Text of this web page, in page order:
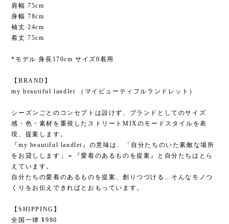
肩幅 75cm
身幅 78cm
袖丈 24cm
着丈 75cm
*モデル 身長170cm サイズ0着用
【BRAND】
my beautiful landlet （マイビューティフルランドレット）
シーズンごとのコンセプトは設けず、ブランドとしてのサイズ
感・色・素材を重視したストリートMIXのモードスタイルを表
現、提案します。
『my beautiful landlet』の意味は、「自分たちのいた素敵な場所
をお貸しします」＝『愛着のあるものを提案』と自分たちはとら
えています。
自分たちの愛着のあるものを提案、創りつづける…そんなモノつ
くりをお伝えできればとおもっています。
【SHIPPING】
全国一律 ¥980